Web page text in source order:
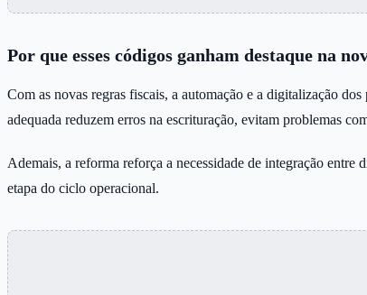
Por que esses códigos ganham destaque na
Com as novas regras fiscais, a automação e a digitalização
adequada reduzem erros na escrituração, evitam problemas
Ademais, a reforma reforça a necessidade de integração
etapa do ciclo operacional.